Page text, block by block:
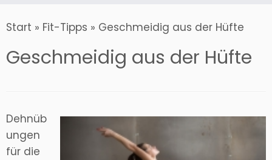
Start » Fit-Tipps » Geschmeidig aus der Hüfte
Geschmeidig aus der Hüfte
Dehnüb
ungen
für die